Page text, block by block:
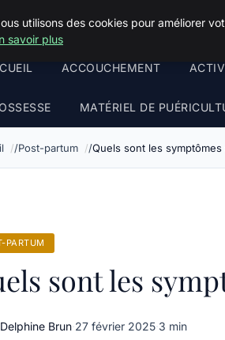
ACCOUCHEMENT
MATÉRIEL DE
Post-partum Quels sont les
PARTUM
sont les
Delphine Brun·27 février 2025·3 min
utilisons des cookies pour améliorer
savoir plus